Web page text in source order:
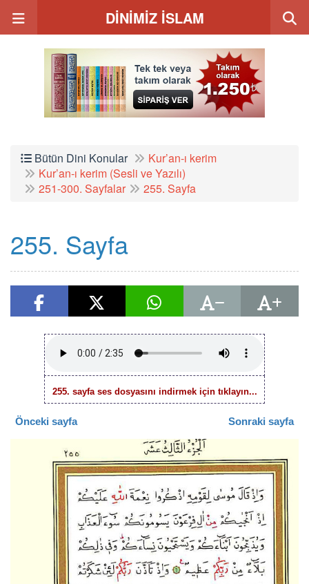
DİNİMİZ İSLAM
Bütün Dini Konular
Kur’an-ı kerim
Kur’an-ı kerim (Sesli ve Yazılı)
251-300. Sayfalar
255. Sayfa
255. Sayfa
255. sayfa ses dosyasını indirmek için tıklayın...
Önceki sayfa Sonraki sayfa